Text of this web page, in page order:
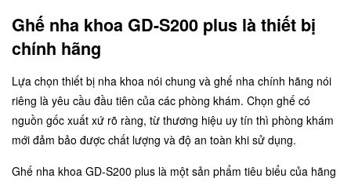
Ghế nha khoa GD-S200 plus là thiết bị
chính hãng
Lựa chọn thiết bị nha khoa nói chung và ghế nha chính hãng nói
riêng là yêu cầu đầu tiên của các phòng khám. Chọn ghế có
nguồn gốc xuất xứ rõ ràng, từ thương hiệu uy tín thì phòng khám
mới đảm bảo được chất lượng và độ an toàn khi sử dụng.
Ghế nha khoa GD-S200 plus là một sản phẩm tiêu biểu của hãng